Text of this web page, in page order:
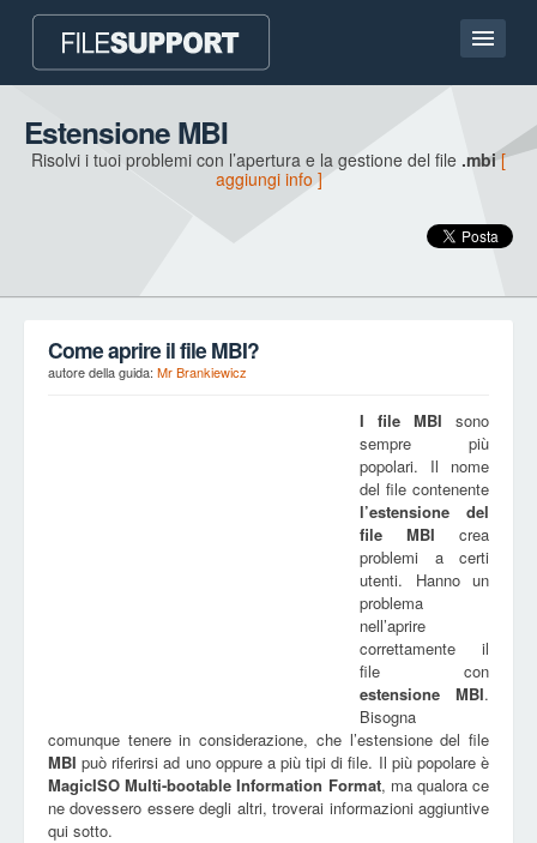
Homepage
Contatto
Estensione MBI
Risolvi i tuoi problemi con l’apertura e la gestione del file .mbi [
aggiungi info ]
Come aprire il file MBI?
autore della guida: Mr Brankiewicz
I file MBI sono
sempre più
popolari. Il nome
del file contenente
l’estensione del
file MBI crea
problemi a certi
utenti. Hanno un
problema
nell’aprire
correttamente il
file con
estensione MBI.
Bisogna
comunque tenere in considerazione, che l’estensione del file
MBI può riferirsi ad uno oppure a più tipi di file. Il più popolare è
MagicISO Multi-bootable Information Format, ma qualora ce
ne dovessero essere degli altri, troverai informazioni aggiuntive
qui sotto.